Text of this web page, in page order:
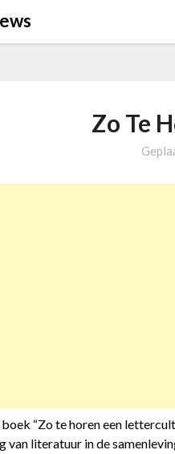
Zo Te
boek “Zo te horen een
van literatuur in de